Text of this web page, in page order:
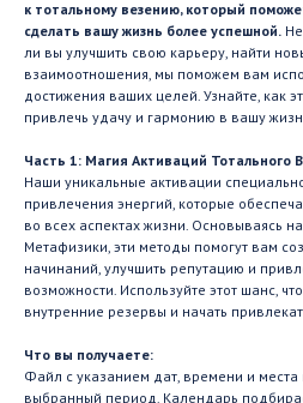
к тотальному везению, который
сделать вашу жизнь более успешной.
ли вы улучшить свою карьеру, найти
взаимоотношения, мы поможем вам
достижения ваших целей. Узнайте, как
привлечь удачу и гармонию в вашу
Часть 1: Магия Активаций Тотального
Наши уникальные активации
привлечения энергий, которые
во всех аспектах жизни. Основываясь
Метафизики, эти методы помогут вам
начинаний, улучшить репутацию и
возможности. Используйте этот шанс,
внутренние резервы и начать
Что вы получаете:
Файл с указанием дат, времени и
выбранный период. Календарь